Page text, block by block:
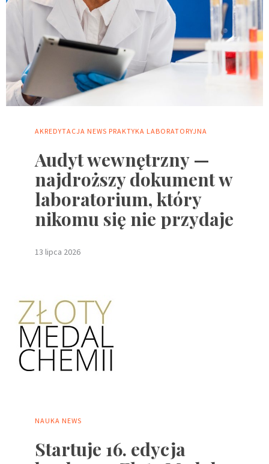
AKREDYTACJA NEWS PRAKTYKA LABORATORYJNA
Audyt wewnętrzny —
najdroższy dokument w
laboratorium, który
nikomu się nie przydaje
13 lipca 2026
NAUKA NEWS
Startuje 16. edycja